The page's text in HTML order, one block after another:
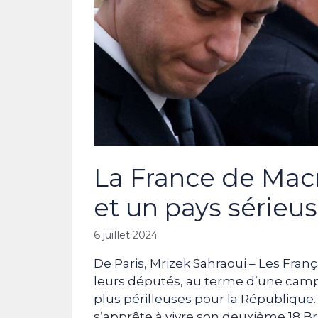
La France de
et un pays
6 juillet 2024
De Paris, Mrizek Sahraoui­ – Les
leurs députés, au terme d’une
plus périlleuses pour la